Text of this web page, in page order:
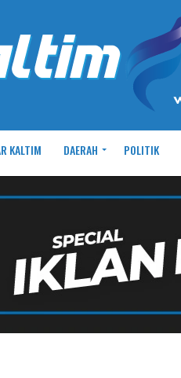
KALTIM DAERAH POLITIK